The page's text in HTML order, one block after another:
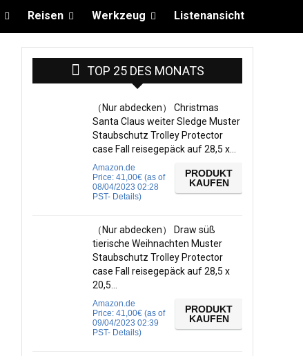
Reisen Werkzeug Listenansicht
TOP 25 DES MONATS
（Nur abdecken） Christmas
Santa Claus weiter Sledge Muster
Staubschutz Trolley Protector
case Fall reisegepäck auf 28,5 x…
Amazon.de
Price: 41,00€ (as of
08/04/2023 02:28
PST- Details)
PRODUKT
KAUFEN
（Nur abdecken） Draw süß
tierische Weihnachten Muster
Staubschutz Trolley Protector
case Fall reisegepäck auf 28,5 x
20,5…
Amazon.de
Price: 41,00€ (as of
09/04/2023 02:39
PST- Details)
PRODUKT
KAUFEN